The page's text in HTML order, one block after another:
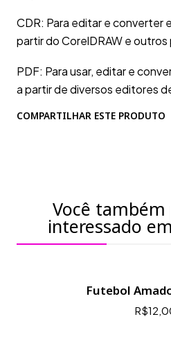
CDR: Para editar e converter
partir do CorelDRAW e outros
PDF: Para usar, editar e
a partir de diversos editores
COMPARTILHAR ESTE PRODUTO
Você
interessado
Futebol